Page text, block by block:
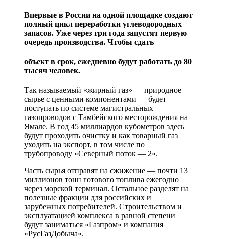
Впервые в России на одной площадке создают
полный цикл переработки углеводородных
запасов. Уже через три года запустят первую
очередь производства. Чтобы сдать
объект в срок, ежедневно будут работать до 80
тысяч человек.
Так называемый «жирный газ» — природное
сырье с ценными компонентами — будет
поступать по системе магистральных
газопроводов с Тамбейского месторождения на
Ямале. В год 45 миллиардов кубометров здесь
будут проходить очистку и как товарный газ
уходить на экспорт, в том числе по
трубопроводу «Северный поток — 2».
Часть сырья отправят на сжижение — почти 13
миллионов тонн готового топлива ежегодно
через морской терминал. Остальное разделят на
полезные фракции для российских и
зарубежных потребителей. Строительством и
эксплуатацией комплекса в равной степени
будут заниматься «Газпром» и компания
«РусГазДобыча».